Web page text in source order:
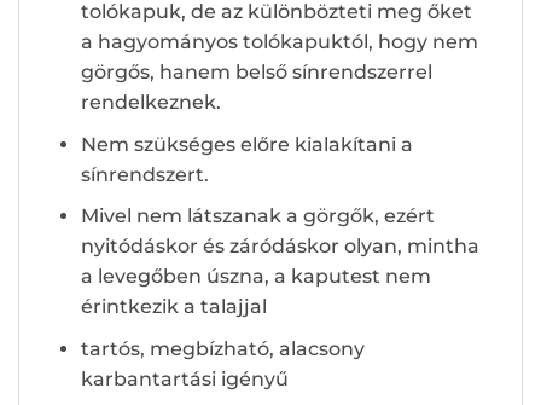
tolókapuk, de az különbözteti meg őket
a hagyományos tolókapuktól, hogy nem
görgős, hanem belső sínrendszerrel
rendelkeznek.
Nem szükséges előre kialakítani a
sínrendszert.
Mivel nem látszanak a görgők, ezért
nyitódáskor és záródáskor olyan, mintha
a levegőben úszna, a kaputest nem
érintkezik a talajjal
tartós, megbízható, alacsony
karbantartási igényű